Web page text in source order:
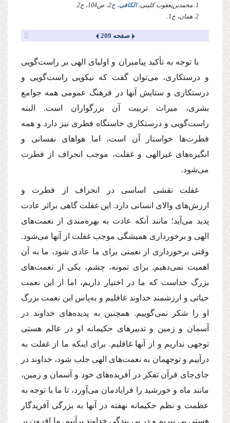
1. محمد‌بن‌یعقوب کلینی، الکافی، ج2، ص104، ح2.
2. همان، ح1.
﴿ صفحه 209 ﴾
با توجه به تأكید پیامبران و اولیای الهی بر راست‌گویی
و درستكاری، می‌توان گفت كه نیكویی راست‌گویی و
درستكاری و ستایش آنها در فرهنگ عمومی همه جوامع
بشری، میراث تربیت آن بزرگواران است. البته
راست‌گویی و درستكاری خاستگاه فطری نیز دارد و همه
فطرت‌ها خواستار آن است، اما هواهای نفسانی و
انگیزه‌های غیر‌الهی و غفلت، موجب انحراف از فطرت
می‌شود.
غفلت نقشی اساسی در انحراف از فطرت و
ارزش‌های والای انسانی دارد. این غفلت گاهی براثر عادت
پدید می‌آید؛ مانند آنكه عادت به بهره‌مندی از نعمت‌های
الهی و برخورداری همیشگی موجب غفلت از آنها می‌شود.
وقتی برخورداری از نعمتی برای ما عادی شود، ما به آن
اهمیت نمی‌دهیم. برای نمونه، چشم، یكی از نعمت‌های
بزرگ خداست كه ما در اختیار داریم، اما از این نعمت‌
حیاتی و ارزشمند خداوند غافلیم و به‌پاس این نعمت بزرگ
او را شكر نمی‌گوییم. همچنین به پدیده‌های خداوند در
آسمان و زمین و تدبیرهای حکیمانه او در عالم هستی
توجهی نداریم و از آنها غافلیم. برای اینكه ما از غفلت به
درآییم و توجهمان به نعمت‌های الهی جلب شود، خداوند در
جای‌جای قرآن تفكر در آفریده‌های خود و آسمان و زمین،
مانند ماه و خورشید را فرایادمان می‌آورد، تا ما با توجه به
عظمت و نظم حکیمانه نهفته در آنها به بزرگی آفریدگار
هستی پی ببریم و در پی بندگی خداوند برآییم. ما افزون بر